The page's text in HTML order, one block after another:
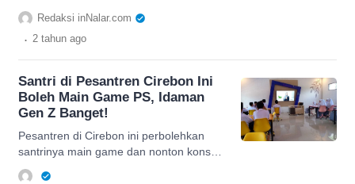
belajar ilmu agama, tengok list nya di
sini.
Redaksi inNalar.com
. 2 tahun ago
Santri di Pesantren Cirebon Ini
Boleh Main Game PS, Idaman
Gen Z Banget!
Pesantren di Cirebon ini perbolehkan
santrinya main game dan nonton konser,
jadi istana belajar anak gen z.